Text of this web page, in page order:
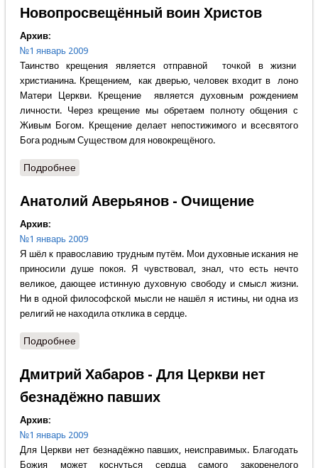
Новопросвещённый воин Христов
Архив:
№1 январь 2009
Таинство крещения является отправной точкой в жизни
христианина. Крещением, как дверью, человек входит в лоно
Матери Церкви. Крещение является духовным рождением
личности. Через крещение мы обретаем полноту общения с
Живым Богом. Крещение делает непостижимого и всесвятого
Бога родным Существом для новокрещёного.
Подробнеео Протоиерей Артемий Владимиров -
Анатолий Аверьянов - Очищение
Архив:
№1 январь 2009
Я шёл к православию трудным путём. Мои духовные искания не
приносили душе покоя. Я чувствовал, знал, что есть нечто
великое, дающее истинную духовную свободу и смысл жизни.
Ни в одной философской мысли не нашёл я истины, ни одна из
религий не находила отклика в сердце.
Подробнеео Анатолий Аверьянов - Очищение
Дмитрий Хабаров - Для Церкви нет
безнадёжно павших
Архив:
№1 январь 2009
Для Церкви нет безнадёжно павших, неисправимых. Благодать
Божия может коснуться сердца самого закоренелого